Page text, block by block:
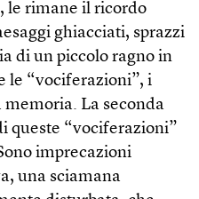
le rimane il ricordo
ghiacciati, sprazzi
di un piccolo ragno in
le “vociferazioni”, i
La seconda
queste “vociferazioni”
imprecazioni
una sciamana